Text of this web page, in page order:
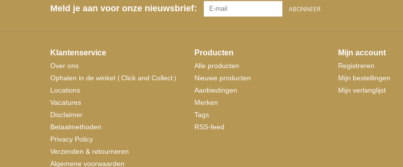
Meld je aan voor onze nieuwsbrief: ABONNEER
Klantenservice
Over ons
Ophalen in de winkel (Click and Collect)
Locations
Vacatures
Disclaimer
Betaalmethoden
Privacy Policy
Verzenden & retourneren
Algemene voorwaarden
Producten
Alle producten
Nieuwe producten
Aanbiedingen
Merken
Tags
RSS-feed
Mijn account
Registreren
Mijn bestellingen
Mijn verlanglijst